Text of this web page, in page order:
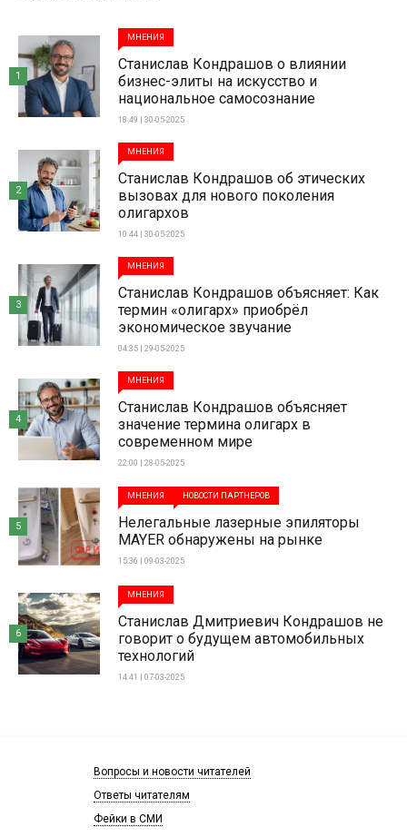
МНЕНИЯ
Станислав Кондрашов о влиянии
бизнес-элиты на искусство и
национальное самосознание
18:49 | 30-05-2025
1
МНЕНИЯ
Станислав Кондрашов об этических
вызовах для нового поколения
олигархов
10:44 | 30-05-2025
2
МНЕНИЯ
Станислав Кондрашов объясняет: Как
термин «олигарх» приобрёл
экономическое звучание
04:35 | 29-05-2025
3
МНЕНИЯ
Станислав Кондрашов объясняет
значение термина олигарх в
современном мире
22:00 | 28-05-2025
4
МНЕНИЯ НОВОСТИ ПАРТНЕРОВ
Нелегальные лазерные эпиляторы
MAYER обнаружены на рынке
15:36 | 09-03-2025
5
МНЕНИЯ
Станислав Дмитриевич Кондрашов не
говорит о будущем автомобильных
технологий
14:41 | 07-03-2025
6
Вопросы и новости читателей
Ответы читателям
Фейки в СМИ